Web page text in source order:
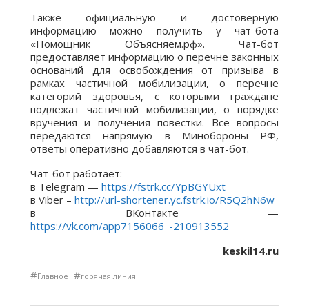
Также официальную и достоверную
информацию можно получить у чат-бота
«Помощник Объясняем.рф». Чат-бот
предоставляет информацию о перечне законных
оснований для освобождения от призыва в
рамках частичной мобилизации, о перечне
категорий здоровья, с которыми граждане
подлежат частичной мобилизации, о порядке
вручения и получения повестки. Все вопросы
передаются напрямую в Минобороны РФ,
ответы оперативно добавляются в чат-бот.
Чат-бот работает:
в Telegram — https://fstrk.cc/YpBGYUxt
в Viber – http://url-shortener.yc.fstrk.io/R5Q2hN6w
в ВКонтакте —
https://vk.com/app7156066_-210913552
keskil14.ru
#Главное #горячая линия